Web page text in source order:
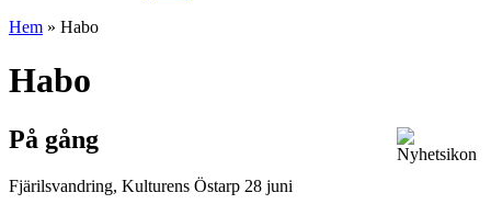
Hem » Habo
Habo
På gång
Fjärilsvandring, Kulturens Östarp 28 juni